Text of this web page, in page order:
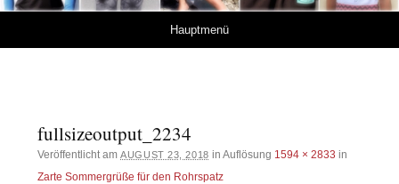
Hauptmenü
fullsizeoutput_2234
Veröffentlicht amAUGUST 23, 2018 in Auflösung 1594 × 2833 in
Zarte Sommergrüße für den Rohrspatz